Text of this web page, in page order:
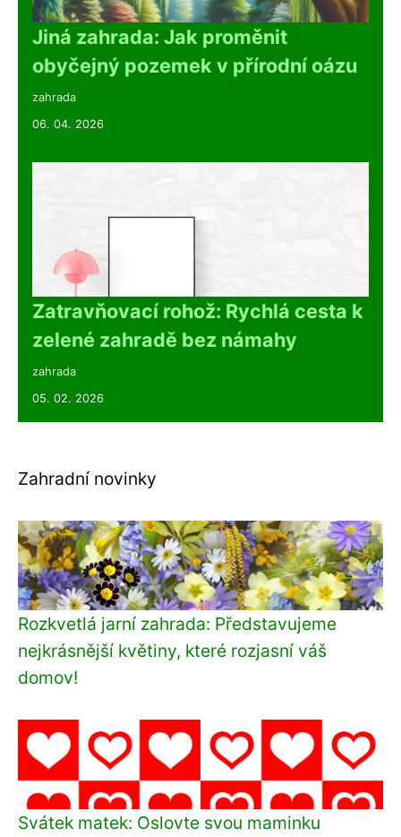
Jiná zahrada: Jak proměnit
obyčejný pozemek v přírodní oázu
zahrada
06. 04. 2026
Zatravňovací rohož: Rychlá cesta k
zelené zahradě bez námahy
zahrada
05. 02. 2026
Zahradní novinky
Rozkvetlá jarní zahrada: Představujeme
nejkrásnější květiny, které rozjasní váš
domov!
Svátek matek: Oslovte svou maminku